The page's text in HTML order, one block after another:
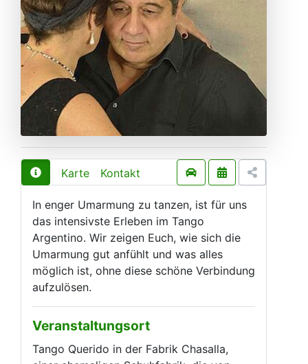
Karte Kontakt
In enger Umarmung zu tanzen, ist für uns
das intensivste Erleben im Tango
Argentino. Wir zeigen Euch, wie sich die
Umarmung gut anfühlt und was alles
möglich ist, ohne diese schöne Verbindung
aufzulösen.
Veranstaltungsort
Tango Querido in der Fabrik Chasalla,